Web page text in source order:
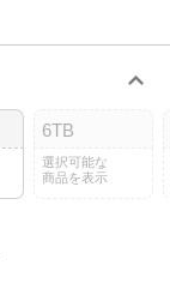
6TB
選択可能な
商品を表示